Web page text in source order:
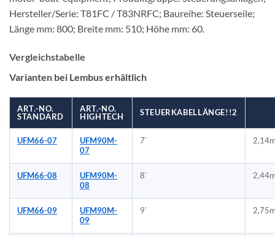
Hersteller/Serie: T81FC / T83NRFC; Baureihe: Steuerseile;
Länge mm: 800; Breite mm: 510; Höhe mm: 60.
Vergleichstabelle
Varianten bei Lembus erhältlich
ART.-NO.
STANDARD
ART.-NO.
HIGHTECH
STEUERKABELLÄNGE!!2
UFM66-07
UFM90M-
07
7`
UFM66-08
UFM90M-
08
8`
UFM66-09
UFM90M-
09
9`